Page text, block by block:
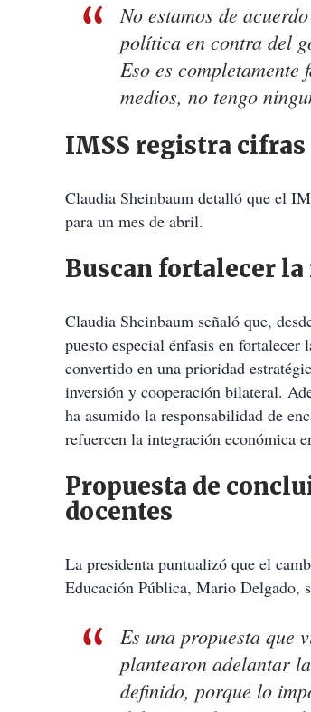
No estamos de
política en contra del
Eso es
medios, no tengo
IMSS registra
Claudia Sheinbaum detalló que el
para un mes de abril.
Buscan fortalecer
Claudia Sheinbaum señaló que,
puesto especial énfasis en
convertido en una prioridad
inversión y cooperación bilateral.
ha asumido la responsabilidad de
refuercen la integración económica
Propuesta de
docentes
La presidenta puntualizó que el
Educación Pública, Mario Delgado,
Es una propuesta que
plantearon adelantar
definido, porque lo